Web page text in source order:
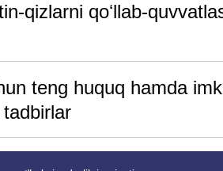
qizlarni qoʻllab-
teng huquq hamda
tadbirlar